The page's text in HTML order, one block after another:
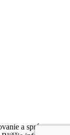
a správu